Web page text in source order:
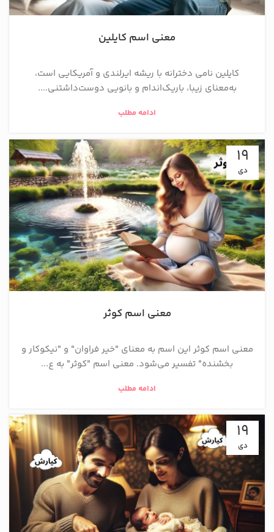
معنی اسم کایلین
کایلین نامی دخترانه با ریشه ایرلندی و آمریکایی است،
به‌معنای زیبا، باریک‌اندام و بانویی دوست‌داشتنی....
ادامه مطلب
19
دی
معنی اسم کوثر
معنی اسم کوثر این اسم به معنای "خیر فراوان" و "نیکوکار و
بخشنده" تفسیر می‌شود. معنی اسم "کوثر" به ع...
ادامه مطلب
19
دی